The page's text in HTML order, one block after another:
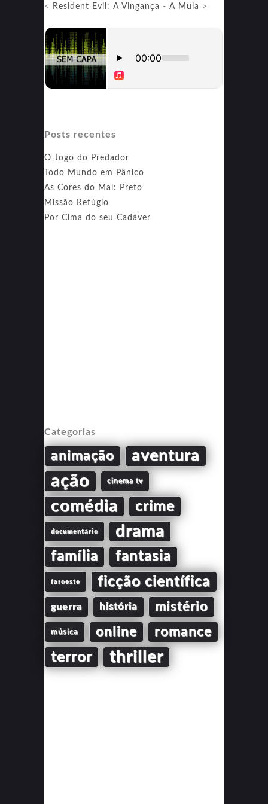
< Resident Evil: A Vingança - A Mula >
Posts recentes
O Jogo do Predador
Todo Mundo em Pânico
As Cores do Mal: Preto
Missão Refúgio
Por Cima do seu Cadáver
Categorias
animação aventura
ação cinema tv
comédia crime
documentário drama
família fantasia
faroeste ficção científica
guerra história mistério
música online romance
terror thriller